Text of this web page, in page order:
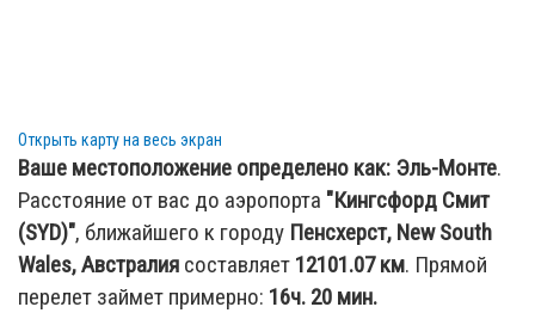
Открыть карту на весь экран
Ваше местоположение определено как: Эль-Монте.
Расстояние от вас до аэропорта "Кингсфорд Смит
(SYD)", ближайшего к городу Пенсхерст, New South
Wales, Австралия составляет 12101.07км. Прямой
перелет займет примерно: 16ч. 20 мин.